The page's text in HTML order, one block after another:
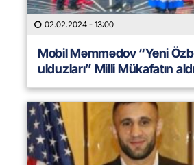
02.02.2024 - 13:00
Mobil Məmmədov “Yeni
ulduzları” Milli Mükafatın